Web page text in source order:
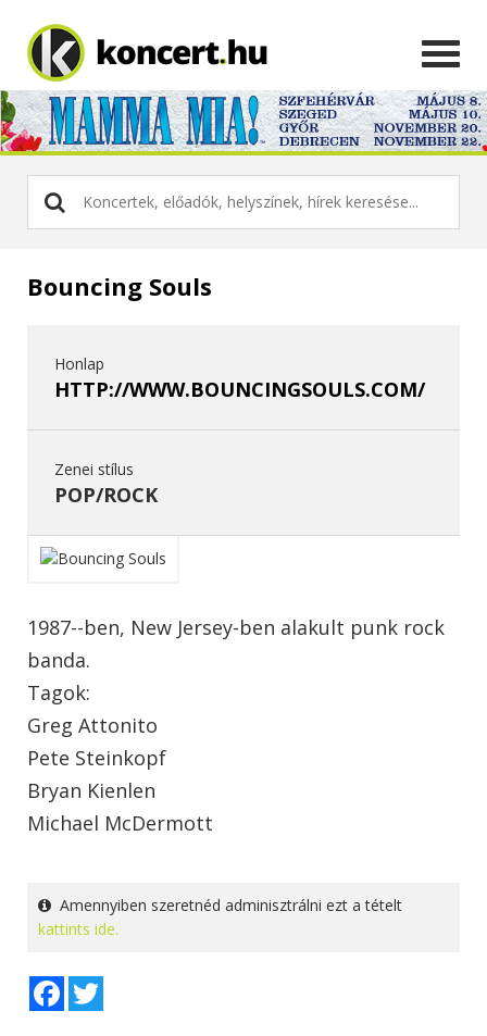
Bouncing Souls
Honlap
HTTP://WWW.BOUNCINGSOULS.COM/
Zenei stílus
POP/ROCK
1987--ben, New Jersey-ben alakult punk rock
banda.
Tagok:
Greg Attonito
Pete Steinkopf
Bryan Kienlen
Michael McDermott
Amennyiben szeretnéd adminisztrálni ezt a tételt
kattints ide.
Facebook